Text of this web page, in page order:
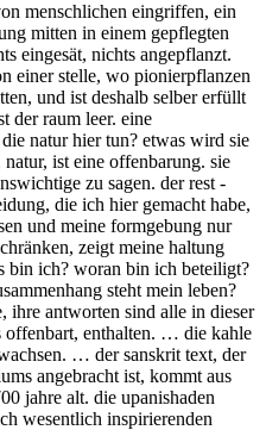
menschlichen eingriffen, ein
mitten in einem gepflegten
eingesät, nichts angepflanzt.
einer stelle, wo pionierpflanzen
und ist deshalb selber erfüllt
der raum leer. eine
natur hier tun? etwas wird sie
ist eine offenbarung. sie
zu sagen. der rest -
die ich hier gemacht habe,
und meine formgebung nur
zeigt meine haltung
bin ich? woran bin ich beteiligt?
steht mein leben?
ihre antworten sind alle in dieser
enthalten. … die kahle
… der sanskrit text, der
angebracht ist, kommt aus
jahre alt. die upanishaden
wesentlich inspirierenden